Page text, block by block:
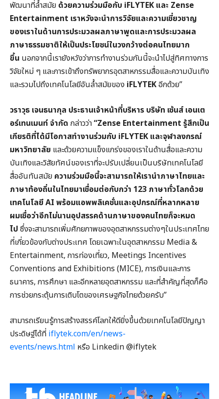
พัฒนาที่ล้ำสมัย ด้วยความร่วมมือกับ iFLYTEK และ Zense
Entertainment เราหวังจะนำการวิจัยและความเชี่ยวชาญ
ของเราในด้านการประมวลผลภาษาพูดและการประมวลผล
ภาษาธรรมชาติให้เป็นประโยชน์ในวงกว้างต่อคนไทยมาก
ขึ้น นอกจากนี้เรายังหวังว่าการทำงานร่วมกันนี้จะนำไปสู่ทิศทางการ
วิจัยใหม่ ๆ และการเข้าถึงทรัพยากรอุตสาหกรรมสื่อและความบันเทิง
และรวมไปถึงเทคโนโลยีอันล้ำสมัยของ iFLYTEKอีกด้วย”
วราวุธ เจนธนากุล ประธานเจ้าหน้าที่บริหาร บริษัท เซ้นส์ เอนเต
อร์เทนเมนท์ จำกัด กล่าวว่า“Zense Entertainment รู้สึกเป็น
เกียรติที่ได้มีโอกาสทำงานร่วมกับ iFLYTEK และจุฬาลงกรณ์
มหาวิทยาลัย และด้วยความแข็งแกร่งของเราในด้านสื่อและความ
บันเทิงและวิสัยทัศน์ของเราที่จะปรับเปลี่ยนเป็นบริษัทเทคโนโลยี
สื่ออันทันสมัย ความร่วมมือนี้จะสามารถให้เรานำภาษาไทยและ
ภาษาท้องถิ่นในไทยมาเชื่อมต่อกับกว่า 123ภาษาทั่วโลกด้วย
เทคโนโลยี AI พร้อมแอพพลิเคชั่นและอุปกรณ์ที่หลากหลาย
ผมเชื่อว่าอีกไม่นานอุปสรรคด้านภาษาของคนไทยก็จะหมด
ไป ซึ่งจะสามารถเพิ่มศักยภาพของอุตสาหกรรมต่างๆในประเทศไทย
ที่เกี่ยวข้องกับต่างประเทศ โดยเฉพาะในอุตสาหกรรม Media &
Entertainment, การท่องเที่ยว, Meetings Incentives
Conventions and Exhibitions (MICE), การเงินและการ
ธนาคาร, การศึกษา และอีกหลายอุตสาหกรรม และที่สำคัญที่สุดก็คือ
การช่วยกระตุ้นการเติบโตของเศรษฐกิจไทยด้วยครับ”
สามารถเรียนรู้การสร้างสรรค์โลกให้ดียิ่งขึ้นด้วยเทคโนโลยีปัญญา
ประดิษฐ์ได้ที่ iflytek.com/en/news-
events/news.html หรือ Linkedin @iflytek